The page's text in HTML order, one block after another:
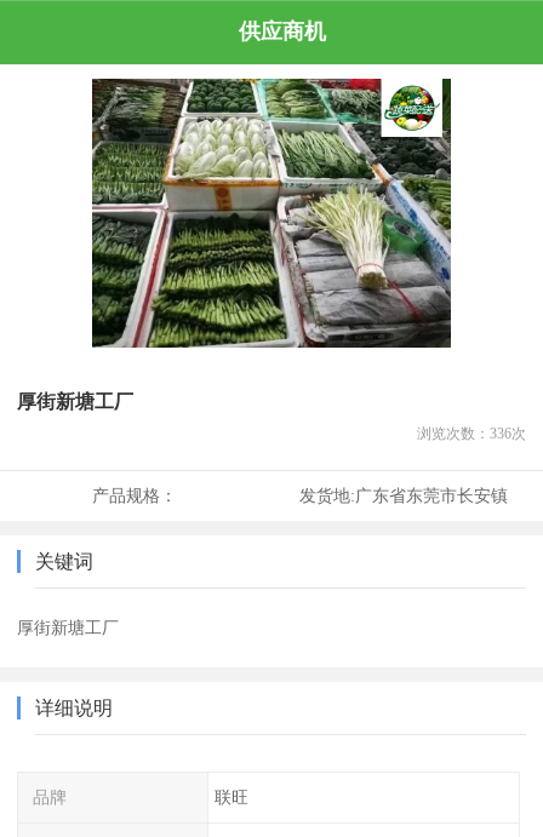
供应商机
厚街新塘工厂
浏览次数： 336次
产品规格： 发货地:广东省东莞市长安镇
关键词
厚街新塘工厂
详细说明
品牌 联旺